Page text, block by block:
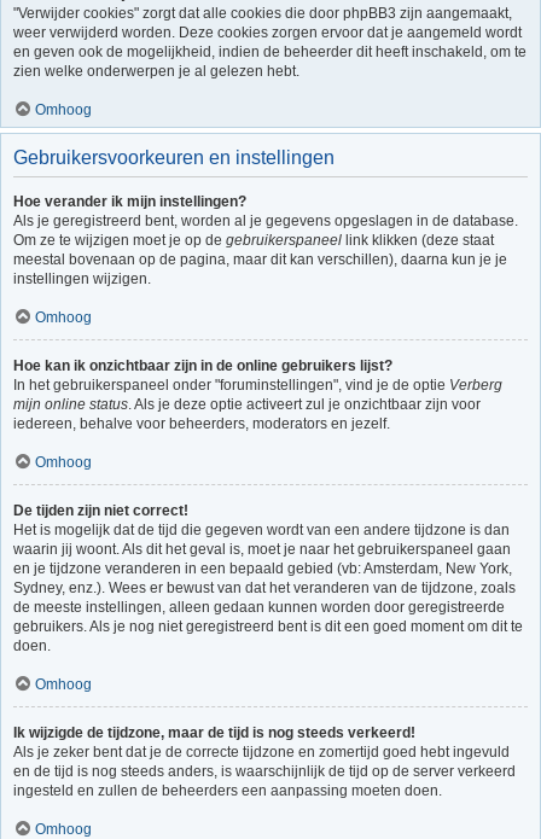
"Verwijder cookies" zorgt dat alle cookies die door phpBB3 zijn aangemaakt,
weer verwijderd worden. Deze cookies zorgen ervoor dat je aangemeld wordt
en geven ook de mogelijkheid, indien de beheerder dit heeft inschakeld, om te
zien welke onderwerpen je al gelezen hebt.
Omhoog
Gebruikersvoorkeuren en instellingen
Hoe verander ik mijn instellingen?
Als je geregistreerd bent, worden al je gegevens opgeslagen in de database.
Om ze te wijzigen moet je op de gebruikerspaneel link klikken (deze staat
meestal bovenaan op de pagina, maar dit kan verschillen), daarna kun je je
instellingen wijzigen.
Omhoog
Hoe kan ik onzichtbaar zijn in de online gebruikers lijst?
In het gebruikerspaneel onder "foruminstellingen", vind je de optie Verberg
mijn online status. Als je deze optie activeert zul je onzichtbaar zijn voor
iedereen, behalve voor beheerders, moderators en jezelf.
Omhoog
De tijden zijn niet correct!
Het is mogelijk dat de tijd die gegeven wordt van een andere tijdzone is dan
waarin jij woont. Als dit het geval is, moet je naar het gebruikerspaneel gaan
en je tijdzone veranderen in een bepaald gebied (vb: Amsterdam, New York,
Sydney, enz.). Wees er bewust van dat het veranderen van de tijdzone, zoals
de meeste instellingen, alleen gedaan kunnen worden door geregistreerde
gebruikers. Als je nog niet geregistreerd bent is dit een goed moment om dit te
doen.
Omhoog
Ik wijzigde de tijdzone, maar de tijd is nog steeds verkeerd!
Als je zeker bent dat je de correcte tijdzone en zomertijd goed hebt ingevuld
en de tijd is nog steeds anders, is waarschijnlijk de tijd op de server verkeerd
ingesteld en zullen de beheerders een aanpassing moeten doen.
Omhoog